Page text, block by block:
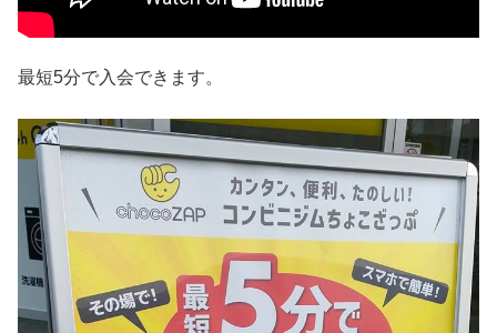
最短5分で入会できます。